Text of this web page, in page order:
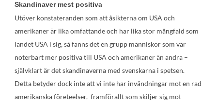
Skandinaver mest positiva
Utöver konstateranden som att åsikterna om USA och
amerikaner är lika omfattande och har lika stor mångfald som
landet USA i sig, så fanns det en grupp människor som var
noterbart mer positiva till USA och amerikaner än andra –
självklart är det skandinaverna med svenskarna i spetsen.
Detta betyder dock inte att vi inte har invändningar mot en rad
amerikanska företeelser, framförallt som skiljer sig mot